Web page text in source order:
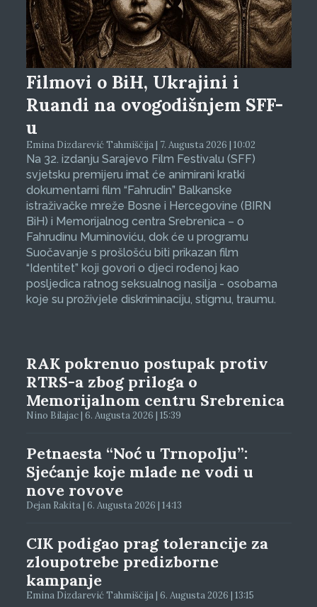
Filmovi o BiH, Ukrajini i
Ruandi na ovogodišnjem SFF-
u
Emina Dizdarević Tahmiščija | 7. Augusta 2026 | 10:02
Na 32. izdanju Sarajevo Film Festivalu (SFF)
svjetsku premijeru imat će animirani kratki
dokumentarni film “Fahrudin” Balkanske
istraživačke mreže Bosne i Hercegovine (BIRN
BiH) i Memorijalnog centra Srebrenica – o
Fahrudinu Muminoviću, dok će u programu
Suočavanje s prošlošću biti prikazan film
“Identitet” koji govori o djeci rođenoj kao
posljedica ratnog seksualnog nasilja - osobama
koje su proživjele diskriminaciju, stigmu, traumu.
RAK pokrenuo postupak protiv
RTRS-a zbog priloga o
Memorijalnom centru Srebrenica
Nino Bilajac | 6. Augusta 2026 | 15:39
Petnaesta “Noć u Trnopolju”:
Sjećanje koje mlade ne vodi u
nove rovove
Dejan Rakita | 6. Augusta 2026 | 14:13
CIK podigao prag tolerancije za
zloupotrebe predizborne
kampanje
Emina Dizdarević Tahmiščija | 6. Augusta 2026 | 13:15